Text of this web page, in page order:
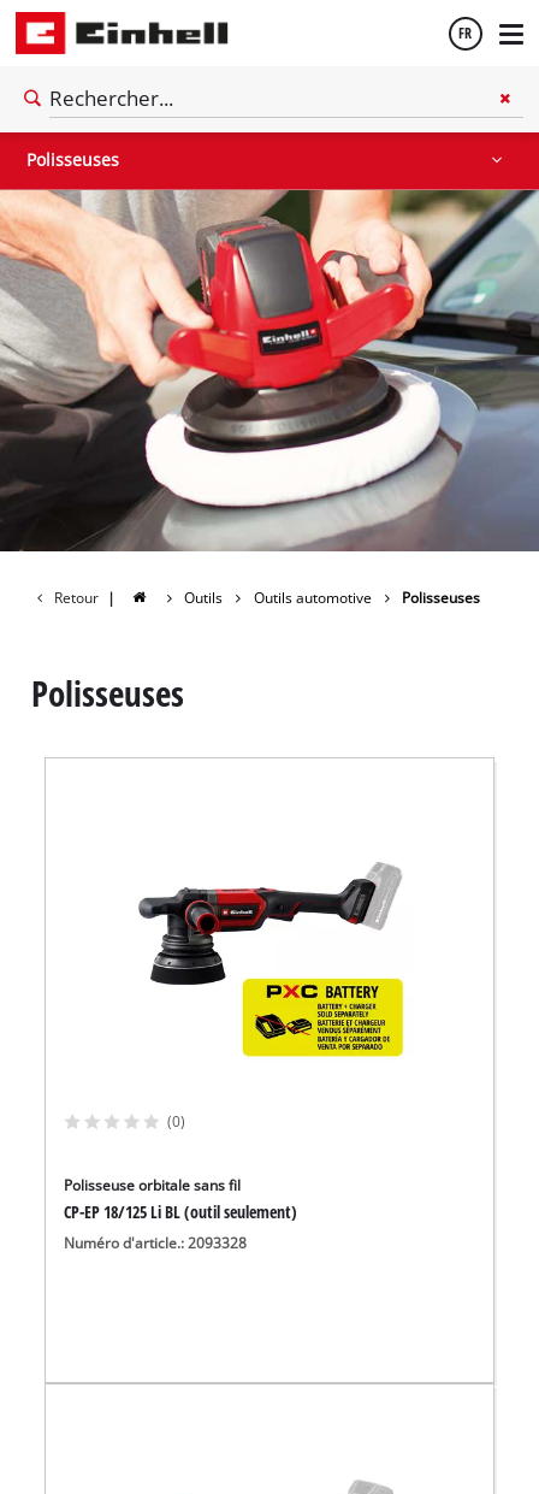
FR
English
Polisseuses
Compresseurs à air
Retour | Outils Outils automotive Polisseuses
Polisseuses
(0)
Polisseuse orbitale sans fil
CP-EP 18/125 Li BL (outil seulement)
Numéro d'article.: 2093328